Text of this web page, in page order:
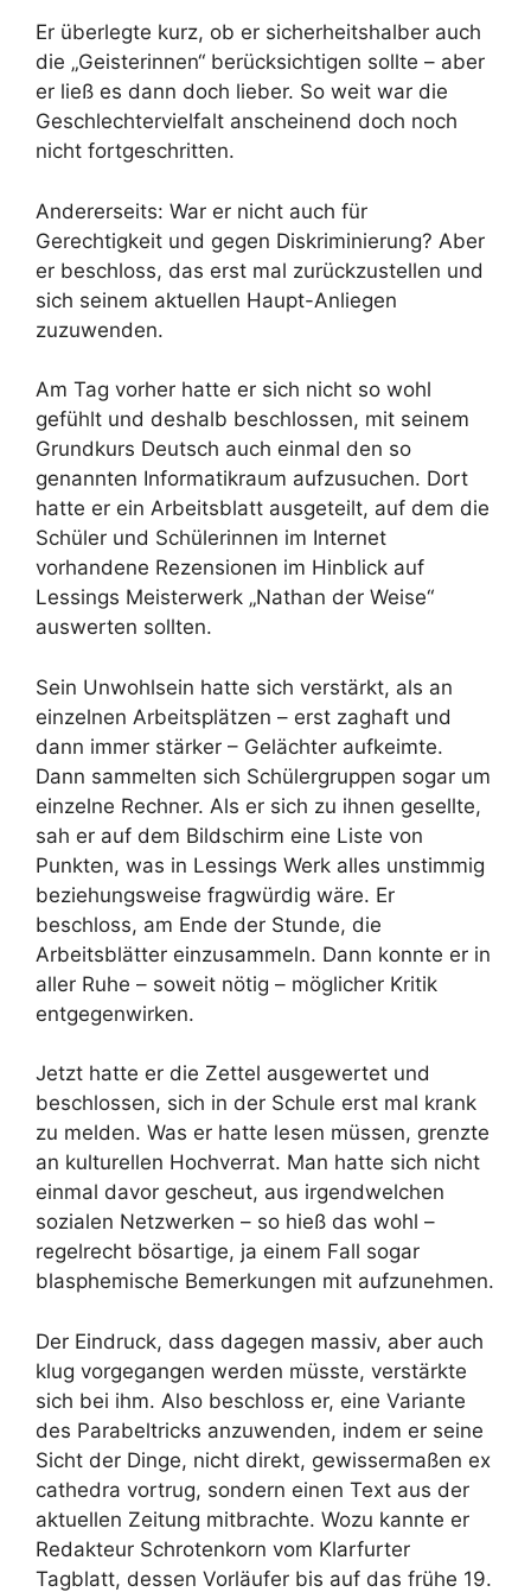
Er überlegte kurz, ob er sicherheitshalber auch
die „Geisterinnen“ berücksichtigen sollte – aber
er ließ es dann doch lieber. So weit war die
Geschlechtervielfalt anscheinend doch noch
nicht fortgeschritten.
Andererseits: War er nicht auch für
Gerechtigkeit und gegen Diskriminierung? Aber
er beschloss, das erst mal zurückzustellen und
sich seinem aktuellen Haupt-Anliegen
zuzuwenden.
Am Tag vorher hatte er sich nicht so wohl
gefühlt und deshalb beschlossen, mit seinem
Grundkurs Deutsch auch einmal den so
genannten Informatikraum aufzusuchen. Dort
hatte er ein Arbeitsblatt ausgeteilt, auf dem die
Schüler und Schülerinnen im Internet
vorhandene Rezensionen im Hinblick auf
Lessings Meisterwerk „Nathan der Weise“
auswerten sollten.
Sein Unwohlsein hatte sich verstärkt, als an
einzelnen Arbeitsplätzen – erst zaghaft und
dann immer stärker – Gelächter aufkeimte.
Dann sammelten sich Schülergruppen sogar um
einzelne Rechner. Als er sich zu ihnen gesellte,
sah er auf dem Bildschirm eine Liste von
Punkten, was in Lessings Werk alles unstimmig
beziehungsweise fragwürdig wäre. Er
beschloss, am Ende der Stunde, die
Arbeitsblätter einzusammeln. Dann konnte er in
aller Ruhe – soweit nötig – möglicher Kritik
entgegenwirken.
Jetzt hatte er die Zettel ausgewertet und
beschlossen, sich in der Schule erst mal krank
zu melden. Was er hatte lesen müssen, grenzte
an kulturellen Hochverrat. Man hatte sich nicht
einmal davor gescheut, aus irgendwelchen
sozialen Netzwerken – so hieß das wohl –
regelrecht bösartige, ja einem Fall sogar
blasphemische Bemerkungen mit aufzunehmen.
Der Eindruck, dass dagegen massiv, aber auch
klug vorgegangen werden müsste, verstärkte
sich bei ihm. Also beschloss er, eine Variante
des Parabeltricks anzuwenden, indem er seine
Sicht der Dinge, nicht direkt, gewissermaßen ex
cathedra vortrug, sondern einen Text aus der
aktuellen Zeitung mitbrachte. Wozu kannte er
Redakteur Schrotenkorn vom Klarfurter
Tagblatt, dessen Vorläufer bis auf das frühe 19.